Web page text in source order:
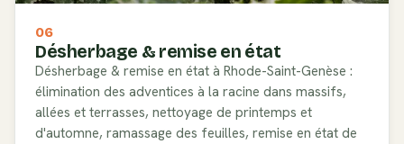
06
Désherbage & remise en état
Désherbage & remise en état à Rhode-Saint-Genèse :
élimination des adventices à la racine dans massifs,
allées et terrasses, nettoyage de printemps et
d'automne, ramassage des feuilles, remise en état de